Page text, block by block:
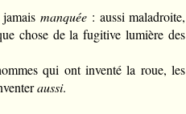
manquée: aussi maladroite,
chose de la fugitive lumière des
qui ont inventé la roue, les
aussi.